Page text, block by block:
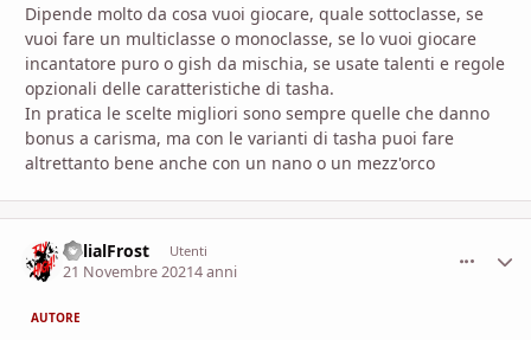
Dipende molto da cosa vuoi giocare, quale sottoclasse, se
vuoi fare un multiclasse o monoclasse, se lo vuoi giocare
incantatore puro o gish da mischia, se usate talenti e regole
opzionali delle caratteristiche di tasha.
In pratica le scelte migliori sono sempre quelle che danno
bonus a carisma, ma con le varianti di tasha puoi fare
altrettanto bene anche con un nano o un mezz'orco
BelialFrost Utenti
21 Novembre 20214 anni
AUTORE